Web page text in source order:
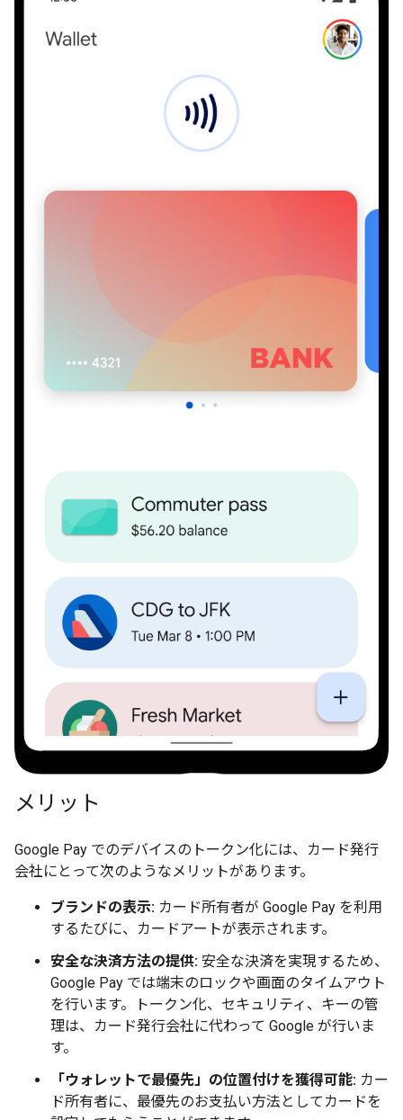
メリット
Google Pay でのデバイスのトークン化には、カード発行
会社にとって次のようなメリットがあります。
ブランドの表示: カード所有者が Google Pay を利用
するたびに、カードアートが表示されます。
安全な決済方法の提供: 安全な決済を実現するため、
Google Pay では端末のロックや画面のタイムアウト
を行います。トークン化、セキュリティ、キーの管
理は、カード発行会社に代わって Google が行いま
す。
「ウォレットで最優先」の位置付けを獲得可能: カー
ド所有者に、最優先のお支払い方法としてカードを